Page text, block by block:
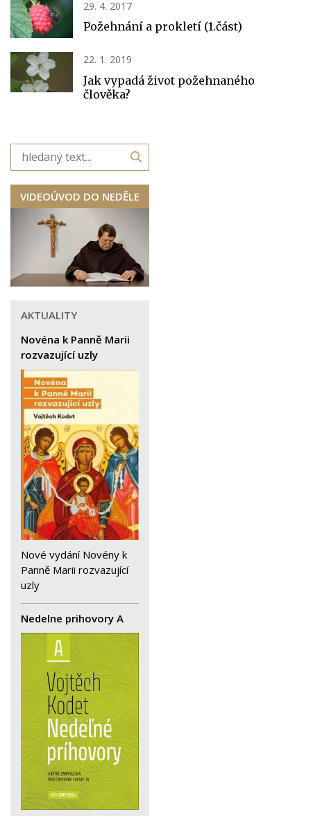
29. 4. 2017
Požehnání a prokletí (1.část)
22. 1. 2019
Jak vypadá život požehnaného
člověka?
VIDEOÚVOD DO NEDĚLE
AKTUALITY
Novéna k Panně Marii
rozvazující uzly
Nové vydání Novény k
Panně Marii rozvazující
uzly
Nedelne prihovory A